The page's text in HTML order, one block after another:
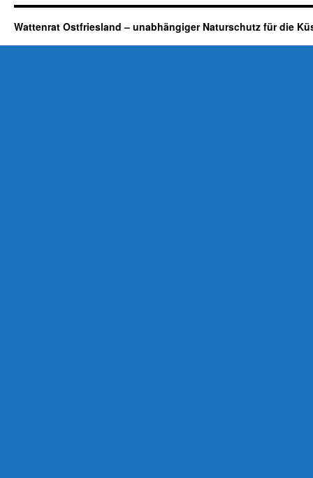
Wattenrat Ostfriesland – unabhängiger Naturschutz für die